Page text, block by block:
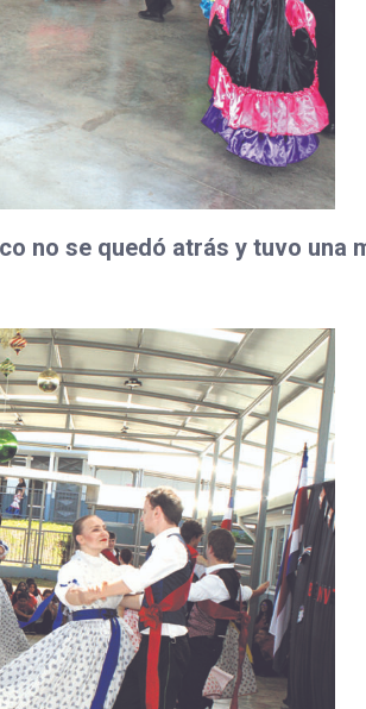
no se quedó atrás y tuvo una